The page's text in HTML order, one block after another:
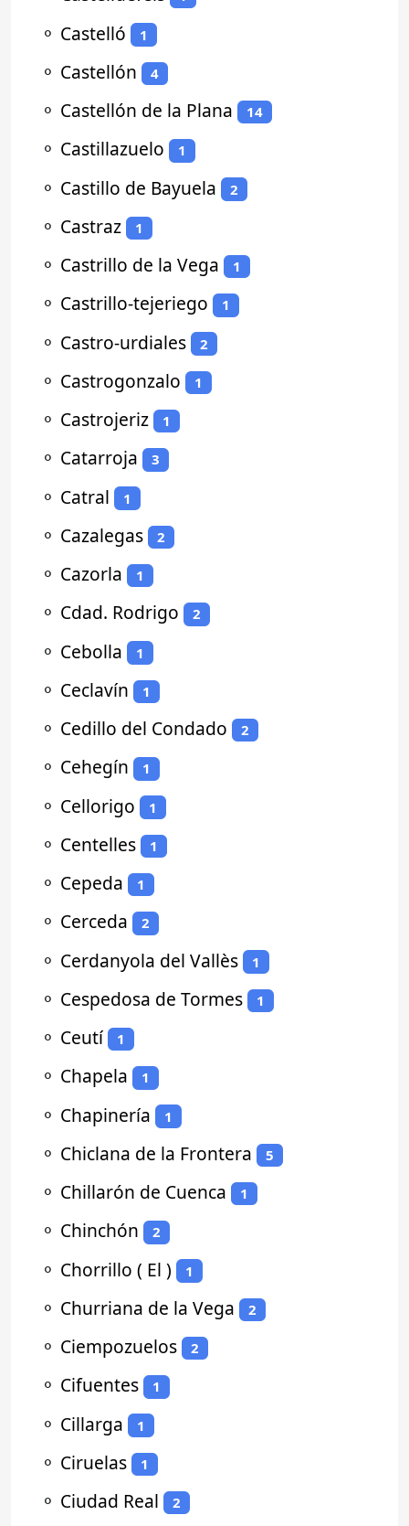
⚬ Castelló 1
⚬ Castellón 4
⚬ Castellón de la Plana 14
⚬ Castillazuelo 1
⚬ Castillo de Bayuela 2
⚬ Castraz 1
⚬ Castrillo de la Vega 1
⚬ Castrillo-tejeriego 1
⚬ Castro-urdiales 2
⚬ Castrogonzalo 1
⚬ Castrojeriz 1
⚬ Catarroja 3
⚬ Catral 1
⚬ Cazalegas 2
⚬ Cazorla 1
⚬ Cdad. Rodrigo 2
⚬ Cebolla 1
⚬ Ceclavín 1
⚬ Cedillo del Condado 2
⚬ Cehegín 1
⚬ Cellorigo 1
⚬ Centelles 1
⚬ Cepeda 1
⚬ Cerceda 2
⚬ Cerdanyola del Vallès 1
⚬ Cespedosa de Tormes 1
⚬ Ceutí 1
⚬ Chapela 1
⚬ Chapinería 1
⚬ Chiclana de la Frontera 5
⚬ Chillarón de Cuenca 1
⚬ Chinchón 2
⚬ Chorrillo ( El ) 1
⚬ Churriana de la Vega 2
⚬ Ciempozuelos 2
⚬ Cifuentes 1
⚬ Cillarga 1
⚬ Ciruelas 1
⚬ Ciudad Real 2